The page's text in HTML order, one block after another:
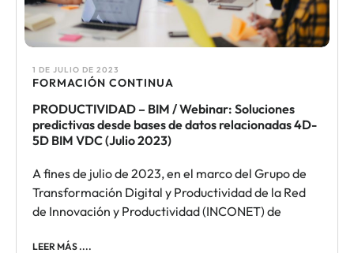
1 DE JULIO DE 2023
FORMACIÓN CONTINUA​
PRODUCTIVIDAD – BIM / Webinar: Soluciones
predictivas desde bases de datos relacionadas 4D-
5D BIM VDC (Julio 2023)
A fines de julio de 2023, en el marco del Grupo de
Transformación Digital y Productividad de la Red
de Innovación y Productividad (INCONET) de
LEER MÁS ....